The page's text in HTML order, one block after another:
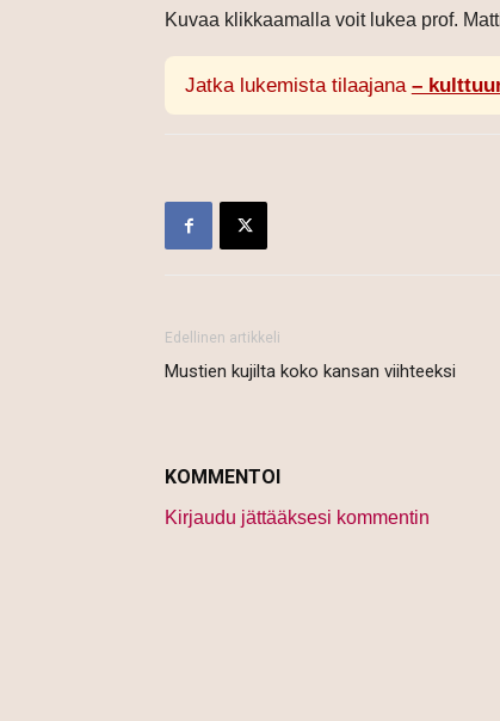
Kuvaa klikkaamalla voit lukea prof.
Jatka lukemista tilaajana –
Edellinen artikkeli
Mustien kujilta koko kansan viihteeksi
KOMMENTOI
Kirjaudu jättääksesi kommentin